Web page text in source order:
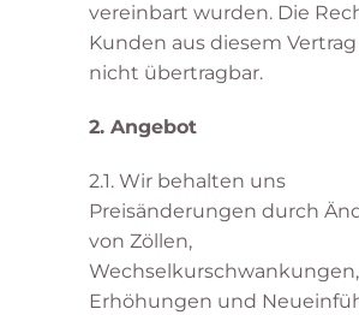
vereinbart wurden. Die
Kunden aus diesem
nicht übertragbar.
2. Angebot
2.1. Wir behalten uns
Preisänderungen durch
von Zöllen,
Wechselkurschwankungen,
Erhöhungen und